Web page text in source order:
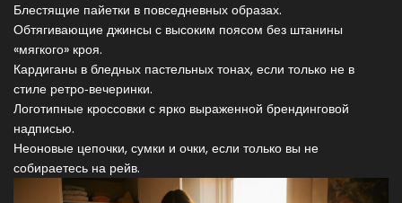
Блестящие пайетки в повседневных образах.
Обтягивающие джинсы с высоким поясом без штанины
«мягкого» кроя.
Кардиганы в бледных пастельных тонах, если только не в
стиле ретро‑вечеринки.
Логотипные кроссовки с ярко выраженной брендинговой
надписью.
Неоновые цепочки, сумки и очки, если только вы не
собираетесь на рейв.